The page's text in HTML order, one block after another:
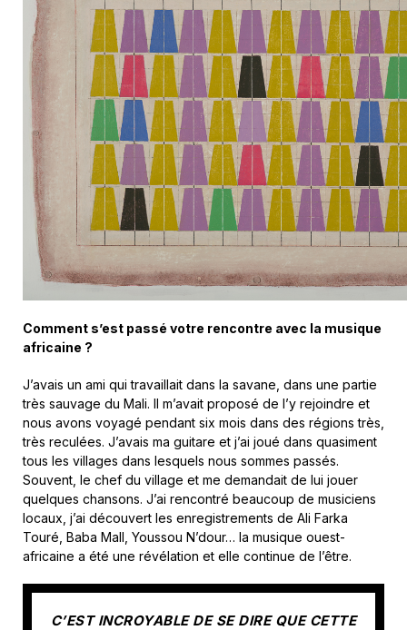
Comment s’est passé votre rencontre avec la musique
africaine ?
J’avais un ami qui travaillait dans la savane, dans une partie
très sauvage du Mali. Il m’avait proposé de l’y rejoindre et
nous avons voyagé pendant six mois dans des régions très,
très reculées. J’avais ma guitare et j’ai joué dans quasiment
tous les villages dans lesquels nous sommes passés.
Souvent, le chef du village et me demandait de lui jouer
quelques chansons. J’ai rencontré beaucoup de musiciens
locaux, j’ai découvert les enregistrements de Ali Farka
Touré, Baba Mall, Youssou N’dour… la musique ouest-
africaine a été une révélation et elle continue de l’être.
C’EST INCROYABLE DE SE DIRE QUE CETTE